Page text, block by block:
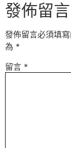
發佈留言
發佈留言必須填
為 *
留言 *